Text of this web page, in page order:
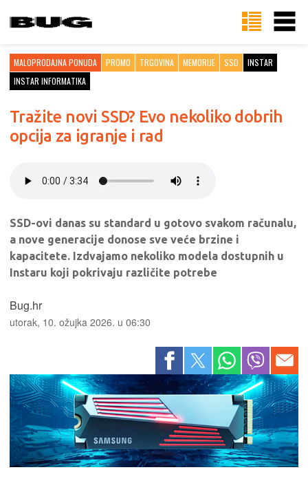
MALOPRODAJNA PONUDA PROMO TRGOVINA MEMORIJE SSD
INSTAR
INSTAR INFORMATIKA
Tražite novi SSD? Evo nekoliko dobrih
opcija za igranje i rad
SSD-ovi danas su standard u gotovo svakom računalu,
a nove generacije donose sve veće brzine i
kapacitete. Izdvajamo nekoliko modela dostupnih u
Instaru koji pokrivaju različite potrebe
Bug.hr
utorak, 10. ožujka 2026. u 06:30